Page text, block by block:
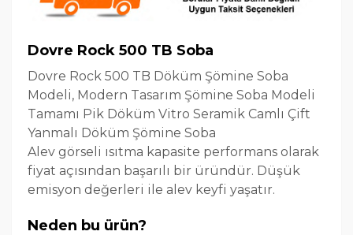
Dovre Rock 500 TB Soba
Dovre Rock 500 TB Döküm Şömine Soba
Modeli, Modern Tasarım Şömine Soba Modeli
Tamamı Pik Döküm Vitro Seramik Camlı Çift
Yanmalı Döküm Şömine Soba
Alev görseli ısıtma kapasite performans olarak
fiyat açısından başarılı bir üründür. Düşük
emisyon değerleri ile alev keyfi yaşatır.
Neden bu ürün?